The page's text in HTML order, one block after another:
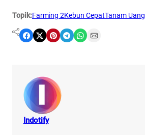
Topik:Farming 2Kebun CepatTanam Uang
Share on Facebook Share on X Share on Pinterest Share on Telegram Share on WhatsApp Share on Email
Indotify